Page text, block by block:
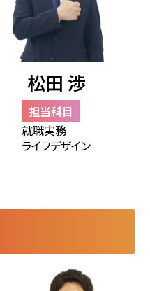
松田 渉
担当科目
就職実務
ライフデザイン